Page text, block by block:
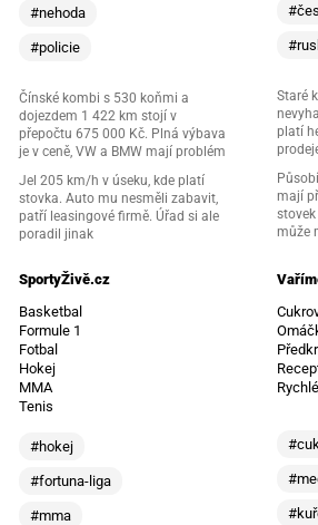
#nehoda
#policie
Čínské kombi s 530 koňmi a
dojezdem 1 422 km stojí v
přepočtu 675 000 Kč. Plná výbava
je v ceně, VW a BMW mají problém
Jel 205 km/h v úseku, kde platí
stovka. Auto mu nesměli zabavit,
patří leasingové firmě. Úřad si ale
poradil jinak
Staré
platí
mají
může
SportyŽivě.cz
Basketbal
Formule 1
Fotbal
Hokej
MMA
Tenis
#hokej
#fortuna-liga
#mma